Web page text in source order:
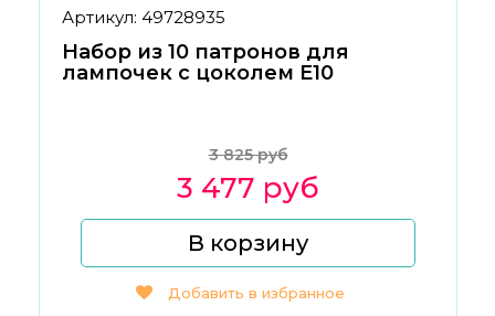
Артикул: 49728935
Набор из 10 патронов для
лампочек с цоколем E10
3 825 руб
3 477 руб
В корзину
Добавить в избранное